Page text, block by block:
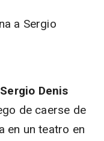
a Sergio
Sergio Denis
de caerse de
en un teatro en